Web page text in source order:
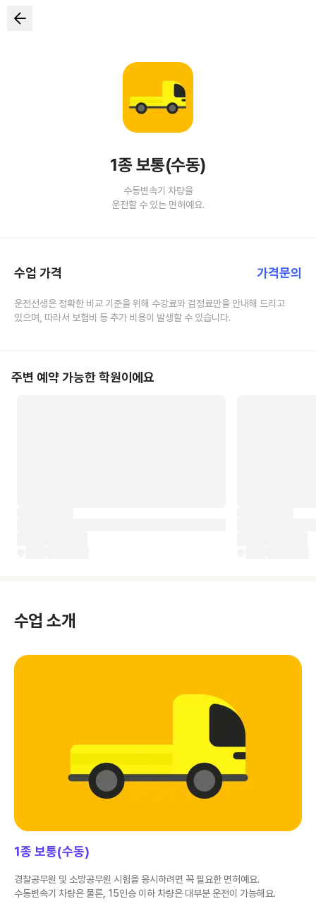
1종 보통(수동)
수동변속기 차량을
운전할 수 있는 면허예요.
수업 가격 가격문의
운전선생은 정확한 비교 기준을 위해 수강료와 검정료만을 안내해 드리고
있으며, 따라서 보험비 등 추가 비용이 발생할 수 있습니다.
주변 예약 가능한 학원이에요
수업 소개
1종 보통(수동)
경찰공무원 및 소방공무원 시험을 응시하려면 꼭 필요한 면허예요.
수동변속기 차량은 물론, 15인승 이하 차량은 대부분 운전이 가능해요.